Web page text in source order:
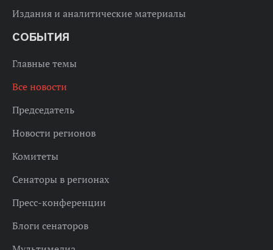
Издания и аналитические материалы
СОБЫТИЯ
Главные темы
Все новости
Председатель
Новости регионов
Комитеты
Сенаторы в регионах
Пресс-конференции
Блоги сенаторов